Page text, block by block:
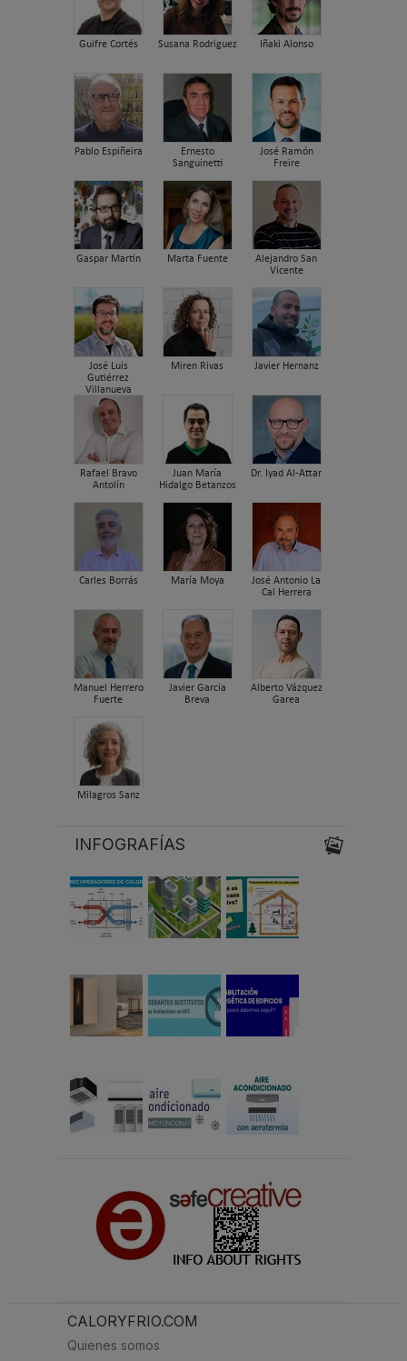
Guifre Cortés Susana Rodriguez Iñaki Alonso
Pablo Espiñeira
Ernesto
Sanguinetti
José Ramón
Freire
Gaspar Martín Marta Fuente
Alejandro San
Vicente
José Luis
Gutiérrez
Villanueva
Miren Rivas Javier Hernanz
Rafael Bravo
Antolín
Juan María
Hidalgo Betanzos
Dr. Iyad Al-Attar
Carles Borrás María Moya
José Antonio La
Cal Herrera
Manuel Herrero
Fuerte
Javier García
Breva
Alberto Vázquez
Garea
Milagros Sanz
INFOGRAFÍAS
CALORYFRIO.COM
Quienes somos